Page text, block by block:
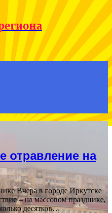
отравление на
Вчера в городе Иркутске
– на массовом празднике,
десятков…